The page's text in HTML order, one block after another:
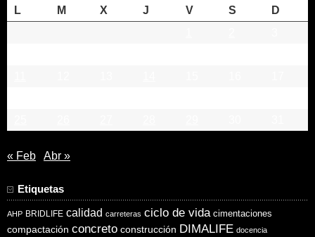
L
M X J V S
D
« Feb Abr »
Etiquetas
AHP BRIDLIFE calidad carreteras ciclo de vida cimentaciones
compactación concreto construcción DIMALIFE docencia